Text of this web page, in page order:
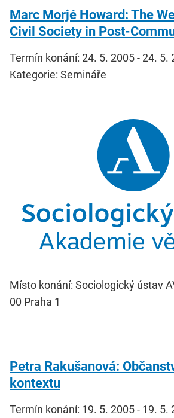
Marc Morjé Howard: The
Civil Society in Post-
Termín konání: 24. 5. 2005 - 24. 5.
Kategorie: Semináře
Místo konání: Sociologický ústav
00 Praha 1
Petra Rakušanová:
kontextu
Termín konání: 19. 5. 2005 - 19. 5.